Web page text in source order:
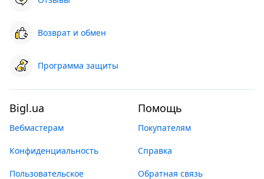
Возврат и обмен
Программа защиты
Bigl.ua
Вебмастерам
Конфиденциальность
Пользовательское
Помощь
Покупателям
Справка
Обратная связь